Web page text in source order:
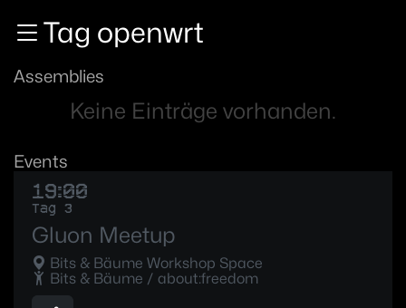
Zum Inhalt
Zum Footer
Tag openwrt
Assemblies
Keine Einträge vorhanden.
Events
19:00
Tag 3
Gluon Meetup
Bits & Bäume Workshop Space
Bits & Bäume / about:freedom